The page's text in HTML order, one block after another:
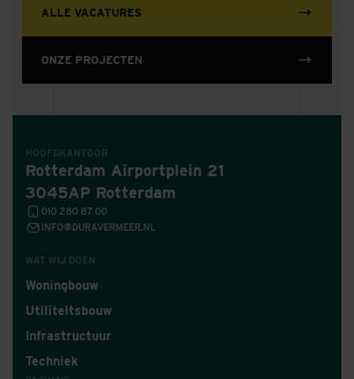
ALLE VACATURES
ONZE PROJECTEN
WAT WIJ DOEN
Woningbouw
Utiliteitsbouw
Infrastructuur
Techniek
HOOFDKANTOOR
Rotterdam Airportplein 21
3045AP Rotterdam
010 280 87 00
INFO@DURAVERMEER.NL